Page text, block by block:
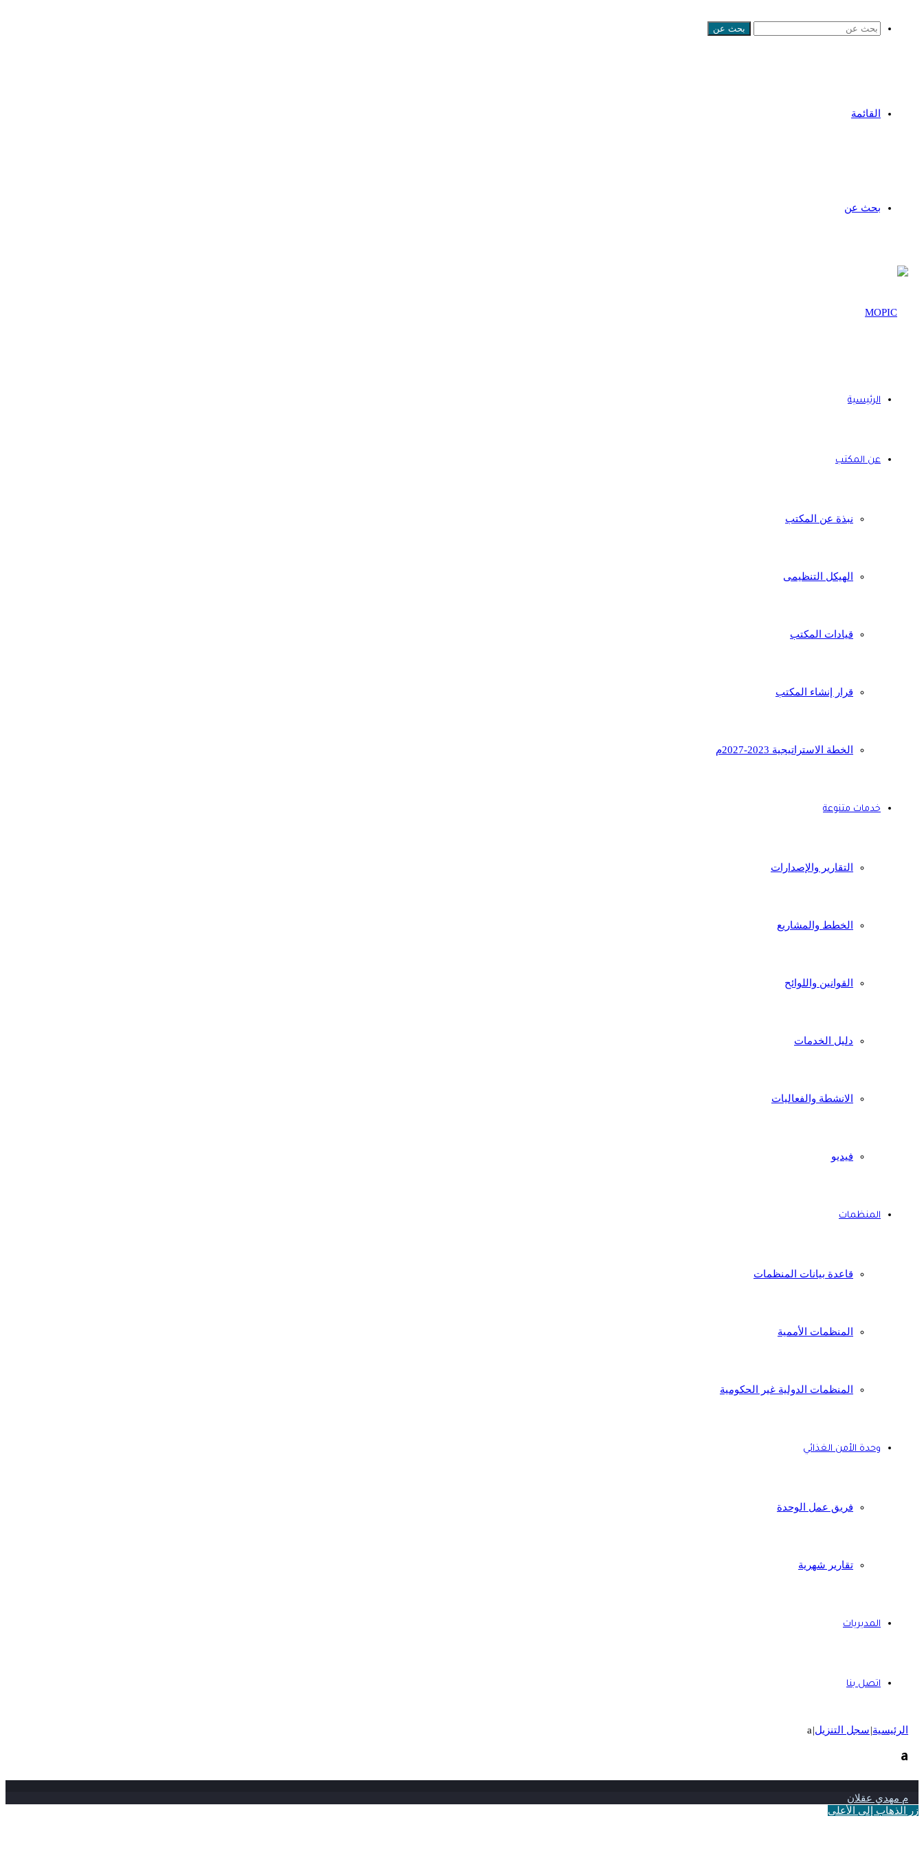
بحث عن
القائمة
بحث عن
الرئيسية
عن المكتب
نبذة عن المكتب
الهيكل التنظيمى
قيادات المكتب
قرار إنشاء المكتب
الخطة الاستراتيجية 2023-2027م
خدمات متنوعة
التقارير والإصدارات
الخطط والمشاريع
القوانين واللوائح
دليل الخدمات
الانشطة والفعاليات
فيديو
المنظمات
قاعدة بيانات المنظمات
المنظمات الأممية
المنظمات الدولية غير الحكومية
وحدة الأمن الغذائي
فريق عمل الوحدة
تقارير شهرية
المديريات
اتصل بنا
الرئيسية|سجل التنزيل|
a
a
م مهدي عقلان
زر الذهاب إلى الأعلى